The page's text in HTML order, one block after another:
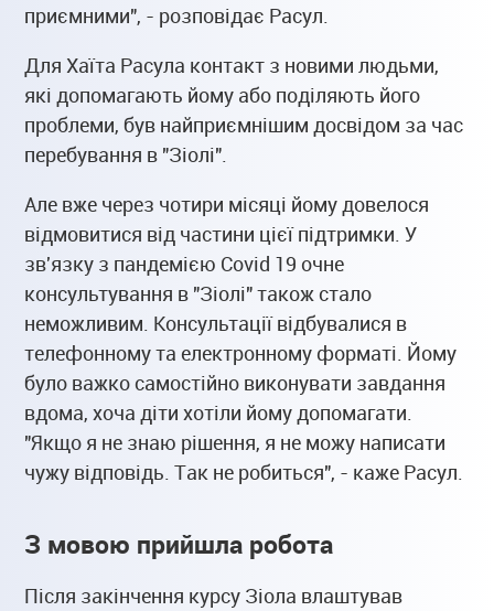
приємними", - розповідає Расул.
Для Хаїта Расула контакт з новими людьми,
які допомагають йому або поділяють його
проблеми, був найприємнішим досвідом за час
перебування в "Зіолі".
Але вже через чотири місяці йому довелося
відмовитися від частини цієї підтримки. У
зв'язку з пандемією Covid 19 очне
консультування в "Зіолі" також стало
неможливим. Консультації відбувалися в
телефонному та електронному форматі. Йому
було важко самостійно виконувати завдання
вдома, хоча діти хотіли йому допомагати.
"Якщо я не знаю рішення, я не можу написати
чужу відповідь. Так не робиться", - каже Расул.
З мовою прийшла робота
Після закінчення курсу Зіола влаштував